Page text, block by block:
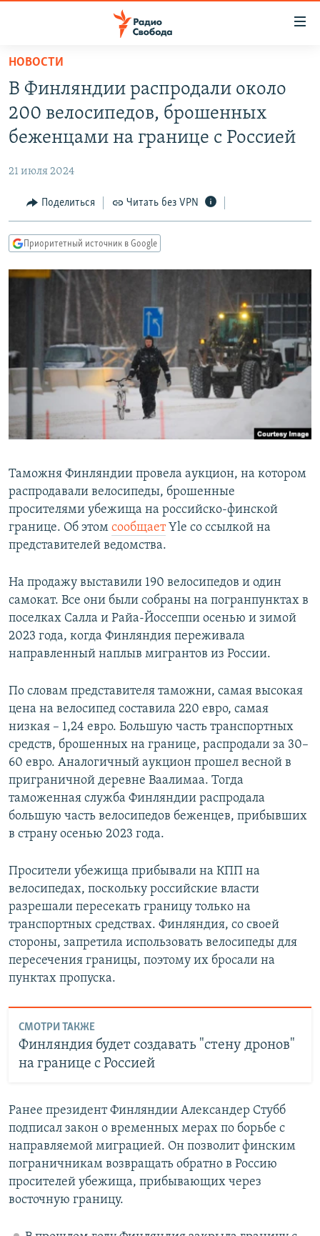
упрощенного
доступа
Вернуться
основному
Вернутся
Вернутся
АВТОРСКИЕ ПРОЕКТЫ
МНЕНИЯ
КУЛЬТУРА
КАВКАЗ.РЕАЛИИ
СЕВЕР.РЕАЛИИ
СИБИРЬ.РЕАЛИИ
РАСПИСАНИЕ ВЕЩАНИЯ
ПОДПИШИТЕСЬ НА РАССЫЛКУ
СОЦИАЛЬНЫЕ СЕТИ
Все сайты РСЕ/РС
НОВОСТИ
В Финляндии распродали около
200 велосипедов, брошенных
беженцами на границе с Россией
21 июля 2024
Поделиться Читать без VPN
Приоритетный источник в Google
Таможня Финляндии провела аукцион, на котором
распродавали велосипеды, брошенные
просителями убежища на российско-финской
границе. Об этом сообщаетYle со ссылкой на
представителей ведомства.
На продажу выставили 190 велосипедов и один
самокат. Все они были собраны на погранпунктах в
поселках Салла и Райа-Йоссеппи осенью и зимой
2023 года, когда Финляндия переживала
направленный наплыв мигрантов из России.
По словам представителя таможни, самая высокая
цена на велосипед составила 220 евро, самая
низкая – 1,24 евро. Большую часть транспортных
средств, брошенных на границе, распродали за 30–
60 евро. Аналогичный аукцион прошел весной в
приграничной деревне Ваалимаа. Тогда
таможенная служба Финляндии распродала
большую часть велосипедов беженцев, прибывших
в страну осенью 2023 года.
Просители убежища прибывали на КПП на
велосипедах, поскольку российские власти
разрешали пересекать границу только на
транспортных средствах. Финляндия, со своей
стороны, запретила использовать велосипеды для
пересечения границы, поэтому их бросали на
пунктах пропуска.
СМОТРИ ТАКЖЕ
Финляндия будет создавать "стену дронов"
на границе с Россией
Ранее президент Финляндии Александер Стубб
подписал закон о временных мерах по борьбе с
направляемой миграцией. Он позволит финским
пограничникам возвращать обратно в Россию
просителей убежища, прибывающих через
восточную границу.